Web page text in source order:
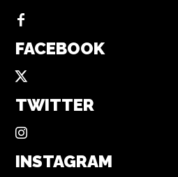
FACEBOOK
TWITTER
INSTAGRAM